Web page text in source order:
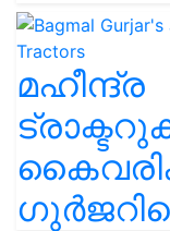
മഹീന്ദ്ര